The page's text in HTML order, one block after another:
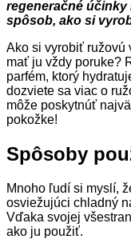
regeneračné účinky
spôsob, ako si
Ako si vyrobiť ružovú
mať ju vždy poruke?
parfém, ktorý
dozviete sa viac o
môže poskytnúť
pokožke!
Spôsoby
Mnoho ľudí si myslí,
osviežujúci chladný
Vďaka svojej
ako ju použiť.